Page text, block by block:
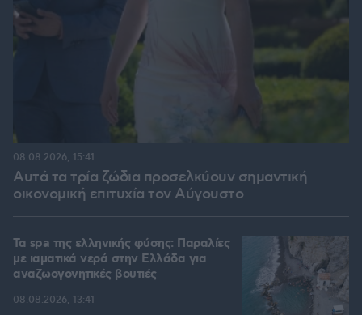
Αυτά τα τρία ζώδια προσελκύουν σημαντική
οικονομική επιτυχία τον Αύγουστο
08.08.2026, 15:41
Τα spa της ελληνικής φύσης: Παραλίες
με ιαματικά νερά στην Ελλάδα για
αναζωογονητικές βουτιές
08.08.2026, 13:41